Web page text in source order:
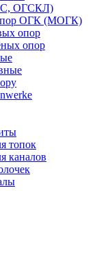
ОГСКЛ)
ОГК (МОГК)
опор
опор
топок
каналов